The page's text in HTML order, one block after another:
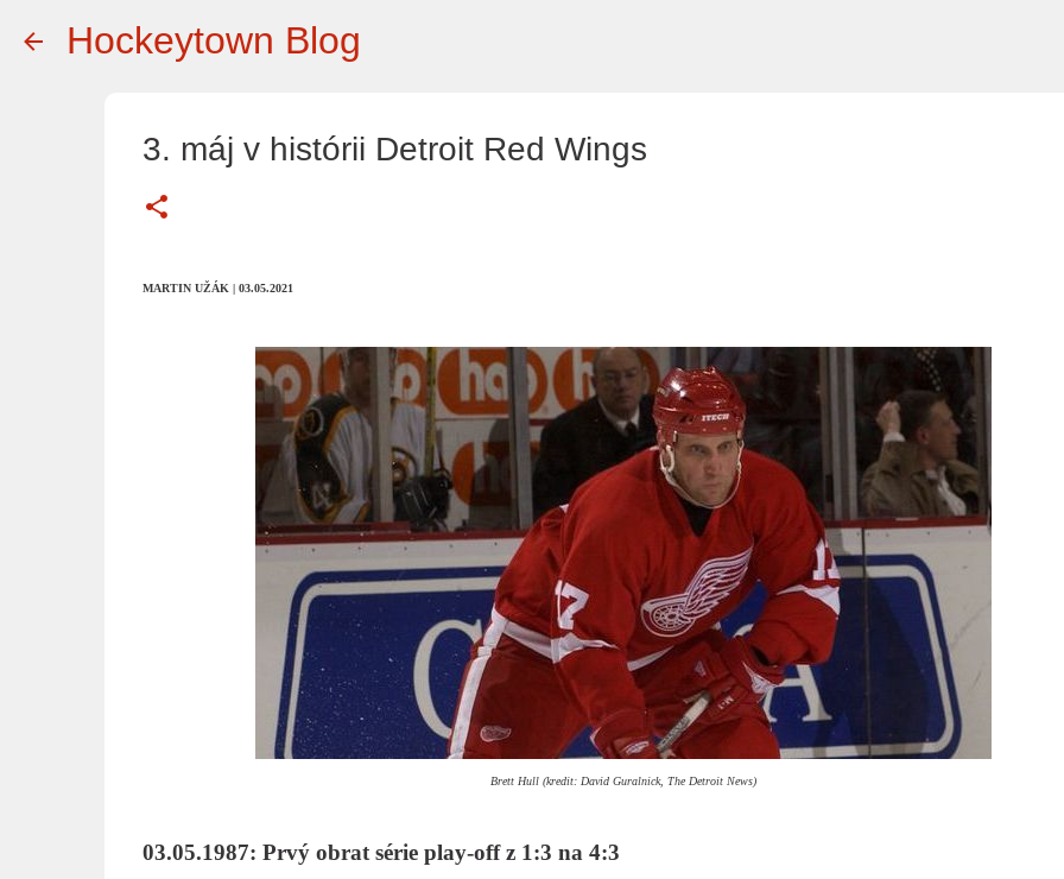
Hockeytown Blog
3. máj v histórii Detroit Red Wings
MARTIN UŽÁK | 03.05.2021
Brett Hull (kredit: David Guralnick, The Detroit News)
03.05.1987: Prvý obrat série play-off z 1:3 na 4:3